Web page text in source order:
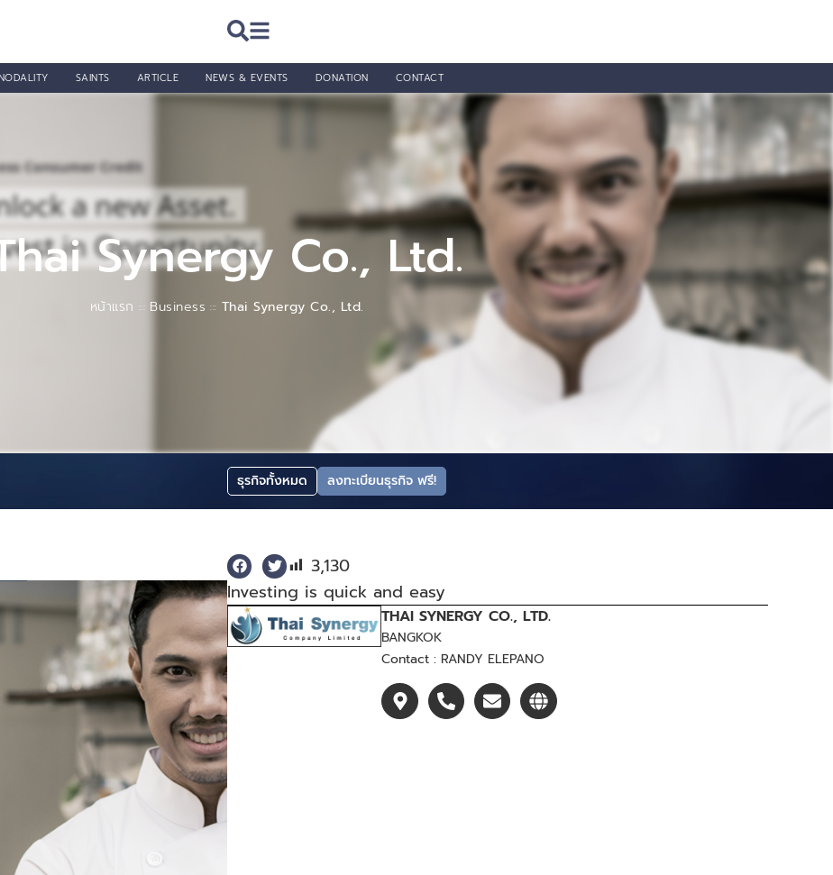
SAINTS ARTICLE NEWS & EVENTS DONATION CONTACT
Synergy Co., Ltd.
หน้าแรก Business ::: Thai Synergy Co., Ltd.
ธุรกิจทั้งหมด ลงทะเบียนธุรกิจ ฟรี!
3,130
Investing is quick and easy
THAI SYNERGY CO., LTD.
BANGKOK
Contact : RANDY ELEPANO